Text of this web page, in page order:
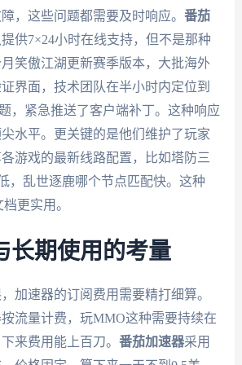
，这些问题都需要及时响应。 番茄
供7×24小时在线支持，但不是那种
笑傲江湖更新赛季版本，大批海外
界面，技术团队在半小时内定位到
，紧急推送了客户端补丁。这种响应
水平。更关键的是他们维护了玩家
游戏的最新线路配置，比如塔防三
，乱世逐鹿哪个节点匹配快。这种
更实用。
长期使用的考量
加速器的订阅费用需要精打细算。
流量计费，玩MMO这种需要持续在
来费用能上百刀。 番茄加速器采用